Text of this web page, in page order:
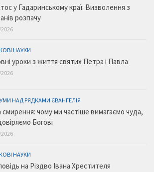
у Гадаринському краї: Визволення з
розпачу
НАУКИ
уроки з життя святих Петра і Павла
НАД РЯДКАМИ ЄВАНГЕЛІЯ
смирення: чому ми частіше вимагаємо чуда,
Богові
НАУКИ
на Різдво Івана Хрестителя